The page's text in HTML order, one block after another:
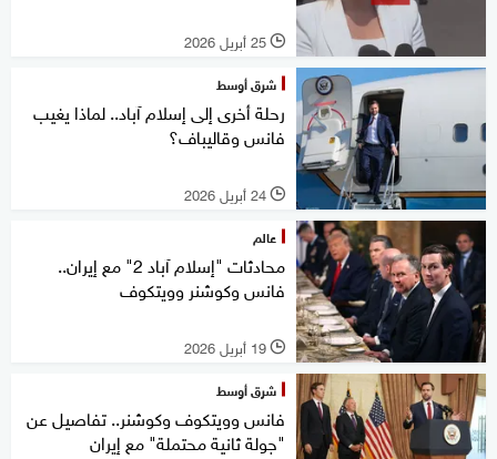
l 25 أبريل 2026
شرق أوسط
رحلة أخرى إلى إسلام آباد.. لماذا يغيب
فانس وقاليباف؟
l 24 أبريل 2026
عالم
محادثات "إسلام آباد 2" مع إيران..
فانس وكوشنر وويتكوف
l 19 أبريل 2026
شرق أوسط
فانس وويتكوف وكوشنر.. تفاصيل عن
"جولة ثانية محتملة" مع إيران